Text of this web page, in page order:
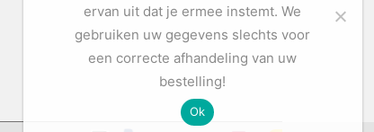
ervan uit dat je ermee instemt. We
gebruiken uw gegevens slechts voor
een correcte afhandeling van uw
bestelling!
Ok